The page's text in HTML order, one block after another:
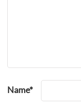
Name*